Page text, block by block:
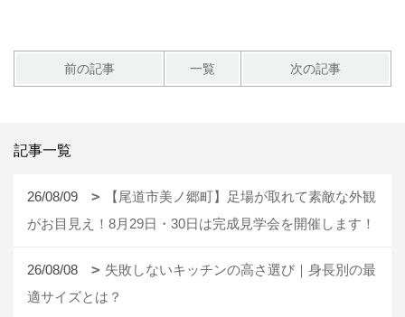
前の記事 一覧 次の記事
記事一覧
26/08/09
【尾道市美ノ郷町】足場が取れて素敵な外観
がお目見え！8月29日・30日は完成見学会を開催します！
26/08/08
失敗しないキッチンの高さ選び｜身長別の最
適サイズとは？